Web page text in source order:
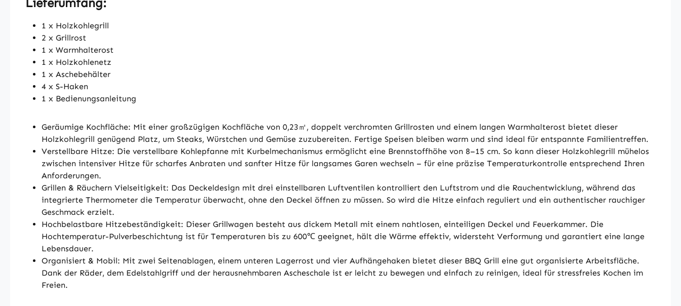
1 x Holzkohlegrill
2 x Grillrost
1 x Warmhalterost
1 x Holzkohlenetz
1 x Aschebehälter
4 x S-Haken
1 x Bedienungsanleitung
Geräumige Kochfläche: Mit einer großzügigen Kochfläche von 0,23㎡, doppelt verchromten Grillrosten und einem langen Warmhalterost bietet dieser
Holzkohlegrill genügend Platz, um Steaks, Würstchen und Gemüse zuzubereiten. Fertige Speisen bleiben warm und sind ideal für entspannte Familientreffen.
Verstellbare Hitze: Die verstellbare Kohlepfanne mit Kurbelmechanismus ermöglicht eine Brennstoffhöhe von 8–15 cm. So kann dieser Holzkohlegrill mühelos
zwischen intensiver Hitze für scharfes Anbraten und sanfter Hitze für langsames Garen wechseln – für eine präzise Temperaturkontrolle entsprechend Ihren
Anforderungen.
Grillen & Räuchern Vielseitigkeit: Das Deckeldesign mit drei einstellbaren Luftventilen kontrolliert den Luftstrom und die Rauchentwicklung, während das
integrierte Thermometer die Temperatur überwacht, ohne den Deckel öffnen zu müssen. So wird die Hitze einfach reguliert und ein authentischer rauchiger
Geschmack erzielt.
Hochbelastbare Hitzebeständigkeit: Dieser Grillwagen besteht aus dickem Metall mit einem nahtlosen, einteiligen Deckel und Feuerkammer. Die
Hochtemperatur-Pulverbeschichtung ist für Temperaturen bis zu 600℃ geeignet, hält die Wärme effektiv, widersteht Verformung und garantiert eine lange
Lebensdauer.
Organisiert & Mobil: Mit zwei Seitenablagen, einem unteren Lagerrost und vier Aufhängehaken bietet dieser BBQ Grill eine gut organisierte Arbeitsfläche.
Dank der Räder, dem Edelstahlgriff und der herausnehmbaren Ascheschale ist er leicht zu bewegen und einfach zu reinigen, ideal für stressfreies Kochen im
Freien.